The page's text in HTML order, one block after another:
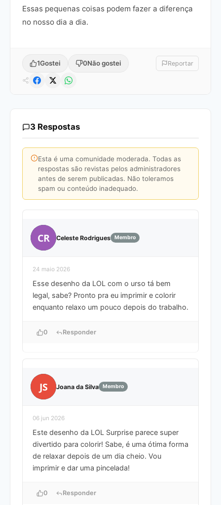
Essas pequenas coisas podem fazer a diferença
no nosso dia a dia.
1Gostei 0Não gostei Reportar
3 Respostas
Esta é uma comunidade moderada. Todas as
respostas são revistas pelos administradores
antes de serem publicadas. Não toleramos
spam ou conteúdo inadequado.
CR Celeste Rodrigues Membro
24 maio 2026
Esse desenho da LOL com o urso tá bem
legal, sabe? Pronto pra eu imprimir e colorir
enquanto relaxo um pouco depois do trabalho.
0 Responder
JS Joana da Silva Membro
06 jun 2026
Este desenho da LOL Surprise parece super
divertido para colorir! Sabe, é uma ótima forma
de relaxar depois de um dia cheio. Vou
imprimir e dar uma pincelada!
0 Responder